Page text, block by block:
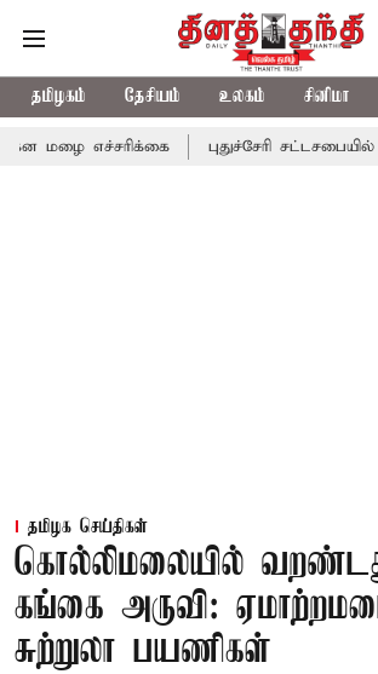
தமிழகம் தேசியம் உலகம் சினிமா
புதுச்சேரி சட்டசபையில் வரும்
தமிழக செய்திகள்
கொல்லிமலையில்
கங்கை அருவி:
சுற்றுலா பயணிகள்